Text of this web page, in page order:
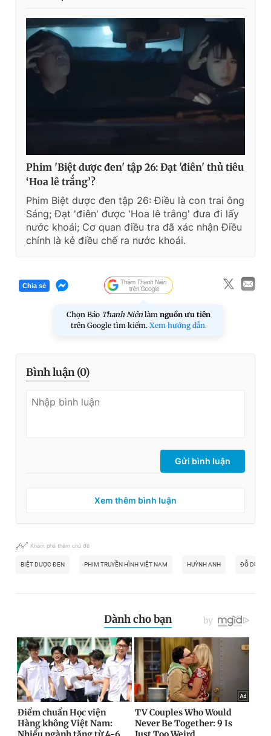
Phim 'Biệt dược đen' tập 26: Đạt 'điên' thủ tiêu
‘Hoa lê trắng’?
Phim Biệt dược đen tập 26: Điều là con trai ông
Sáng; Đạt 'điên' được 'Hoa lê trắng' đưa đi lấy
nước khoái; Cơ quan điều tra đã xác nhận Điều
chính là kẻ điều chế ra nước khoái.
Chia sẻ
Chọn Báo Thanh Niên làm nguồn ưu tiên
trên Google tìm kiếm. Xem hướng dẫn.
Bình luận (0)
Gửi bình luận
Xem thêm bình luận
Khám phá thêm chủ đề
BIỆT DƯỢC ĐEN PHIM TRUYỀN HÌNH VIỆT NAM HUỲNH ANH ĐỖ DUY